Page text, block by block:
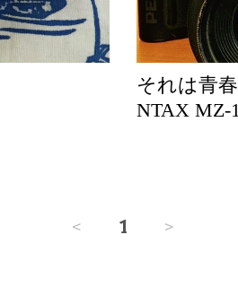
それは青
NTAX MZ-
< 1 >